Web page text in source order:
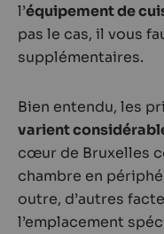
l’équipement de
pas le cas, il vous
supplémentaires.
Bien entendu, les
varient
cœur de Bruxelles
chambre en
outre, d’autres
l’emplacement